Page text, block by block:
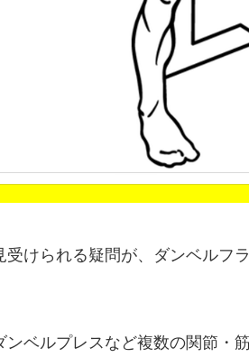
受けられる疑問が、ダンベルフ
ンベルプレスなど複数の関節・